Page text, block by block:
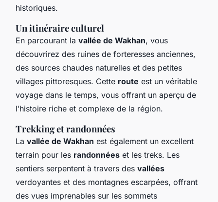
historiques.
Un itinéraire culturel
En parcourant la vallée de Wakhan, vous
découvrirez des ruines de forteresses anciennes,
des sources chaudes naturelles et des petites
villages pittoresques. Cette route est un véritable
voyage dans le temps, vous offrant un aperçu de
l’histoire riche et complexe de la région.
Trekking et randonnées
La vallée de Wakhan est également un excellent
terrain pour les randonnées et les treks. Les
sentiers serpentent à travers des vallées
verdoyantes et des montagnes escarpées, offrant
des vues imprenables sur les sommets